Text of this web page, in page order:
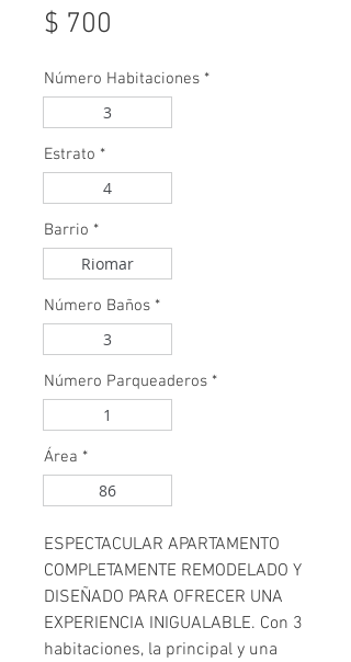
$ 700
Número Habitaciones *
3
Estrato *
4
Barrio *
Riomar
Número Baños *
3
Número Parqueaderos *
1
Área *
86
ESPECTACULAR APARTAMENTO
COMPLETAMENTE REMODELADO Y
DISEÑADO PARA OFRECER UNA
EXPERIENCIA INIGUALABLE. Con 3
habitaciones, la principal y una